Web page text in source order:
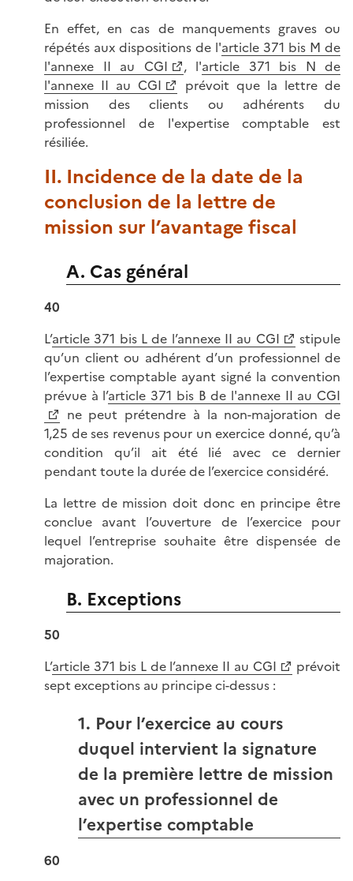
En effet, en cas de manquements graves ou
répétés aux dispositions de l'article 371 bis M de
l'annexe II au CGI
, l'article 371 bis N de
l'annexe II au CGI
prévoit que la lettre de
mission des clients ou adhérents du
professionnel de l'expertise comptable est
résiliée.
II. Incidence de la date de la
conclusion de la lettre de
mission sur l’avantage fiscal
A. Cas général
40
L’article 371 bis L de l’annexe II au CGI
stipule
qu’un client ou adhérent d’un professionnel de
l’expertise comptable ayant signé la convention
prévue à l’article 371 bis B de l'annexe II au CGI
ne peut prétendre à la non-majoration de
1,25 de ses revenus pour un exercice donné, qu’à
condition qu’il ait été lié avec ce dernier
pendant toute la durée de l’exercice considéré.
La lettre de mission doit donc en principe être
conclue avant l’ouverture de l’exercice pour
lequel l’entreprise souhaite être dispensée de
majoration.
B. Exceptions
50
L’article 371 bis L de l’annexe II au CGI
prévoit
sept exceptions au principe ci-dessus :
1. Pour l’exercice au cours
duquel intervient la signature
de la première lettre de mission
avec un professionnel de
l’expertise comptable
60